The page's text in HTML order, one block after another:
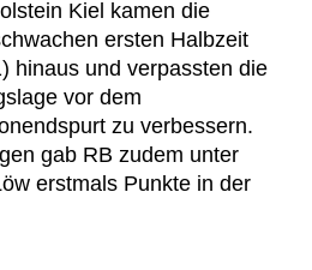
Kiel kamen die
ersten Halbzeit
hinaus und verpassten die
vor dem
zu verbessern.
gab RB zudem unter
erstmals Punkte in der